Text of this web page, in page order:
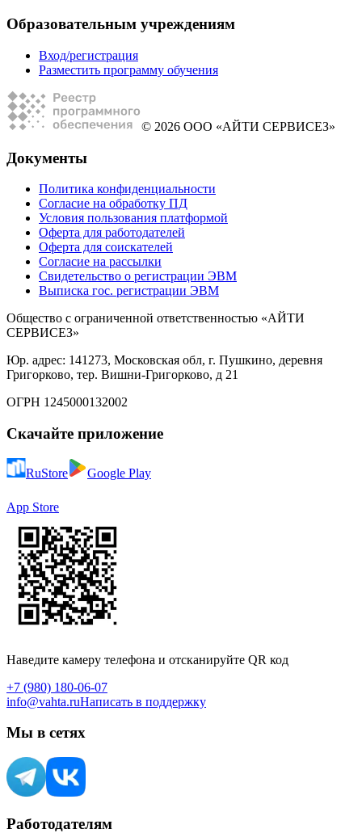
Образовательным учреждениям
Вход/регистрация
Разместить программу обучения
© 2026 ООО «АЙТИ СЕРВИСЕЗ»
Документы
Политика конфиденциальности
Согласие на обработку ПД
Условия пользования платформой
Оферта для работодателей
Оферта для соискателей
Согласие на рассылки
Свидетельство о регистрации ЭВМ
Выписка гос. регистрации ЭВМ
Общество с ограниченной ответственностью «АЙТИ
СЕРВИСЕЗ»
Юр. адрес: 141273, Московская обл, г. Пушкино, деревня
Григорково, тер. Вишни-Григорково, д 21
ОГРН 1245000132002
Скачайте приложение
RuStore Google Play
App Store
Наведите камеру телефона и отсканируйте QR код
+7 (980) 180-06-07
info@vahta.ruНаписать в поддержку
Мы в сетях
Работодателям